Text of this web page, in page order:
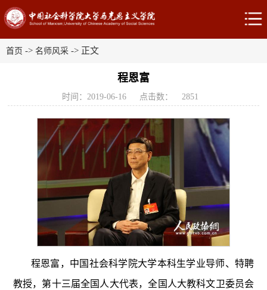
首页 -> 名师风采 -> 正文
程恩富
时间：2019-06-16 点击数： 2851
程恩富，中国社会科学院大学本科生学业导师、特聘
教授，第十三届全国人大代表，全国人大教科文卫委员会